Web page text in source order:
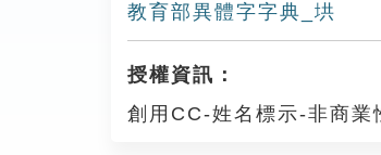
教育部異體字字典_垬
授權資訊：
創用CC-姓名標示-非商